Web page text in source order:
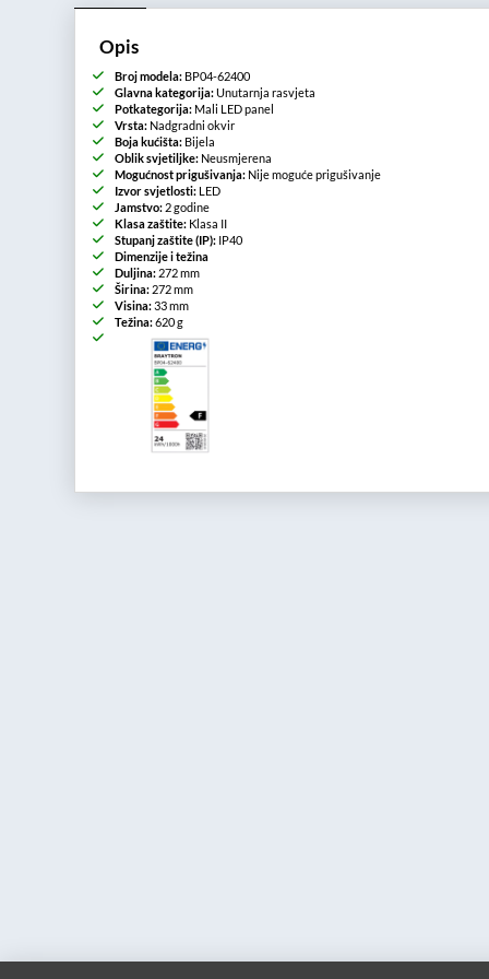
Opis
Broj modela: BP04-62400
Glavna kategorija:Unutarnja rasvjeta
Potkategorija: Mali LED panel
Vrsta: Nadgradni okvir
Boja kućišta: Bijela
Oblik svjetiljke: Neusmjerena
Mogućnost prigušivanja: Nije moguće prigušivanje
Izvor svjetlosti: LED
Jamstvo: 2 godine
Klasa zaštite: Klasa II
Stupanj zaštite (IP): IP40
Dimenzije i težina
Duljina: 272 mm
Širina: 272 mm
Visina:33 mm
Težina:620 g